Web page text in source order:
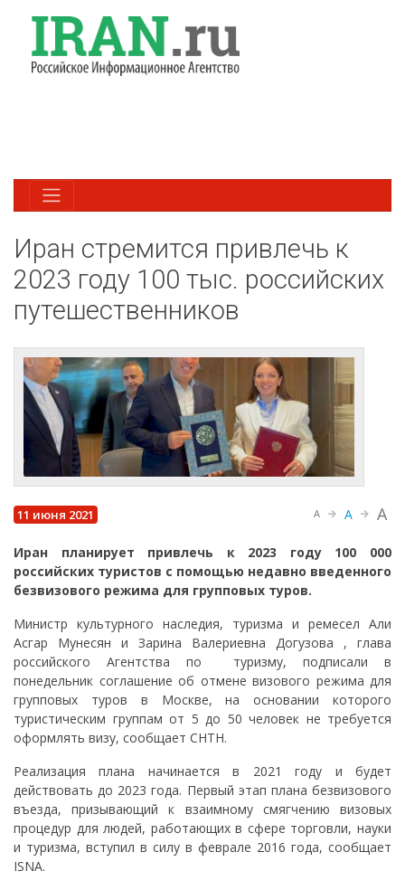
Иран стремится привлечь к
2023 году 100 тыс. российских
путешественников
11 июня 2021 A A A
Иран планирует привлечь к 2023 году 100 000
российских туристов с помощью недавно введенного
безвизового режима для групповых туров.
Министр культурного наследия, туризма и ремесел Али
Асгар Мунесян и Зарина Валериевна Догузова , глава
российского Агентства по туризму, подписали в
понедельник соглашение об отмене визового режима для
групповых туров в Москве, на основании которого
туристическим группам от 5 до 50 человек не требуется
оформлять визу, сообщает CHTH.
Реализация плана начинается в 2021 году и будет
действовать до 2023 года. Первый этап плана безвизового
въезда, призывающий к взаимному смягчению визовых
процедур для людей, работающих в сфере торговли, науки
и туризма, вступил в силу в феврале 2016 года, сообщает
ISNA.